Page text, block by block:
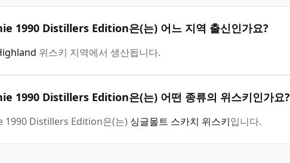
1990 Distillers Edition은(는) 어느 지역 출신인가요?
위스키 지역에서 생산됩니다.
1990 Distillers Edition은(는) 어떤 종류의 위스키인가요?
1990 Distillers Edition은(는) 싱글몰트 스카치 위스키입니다.